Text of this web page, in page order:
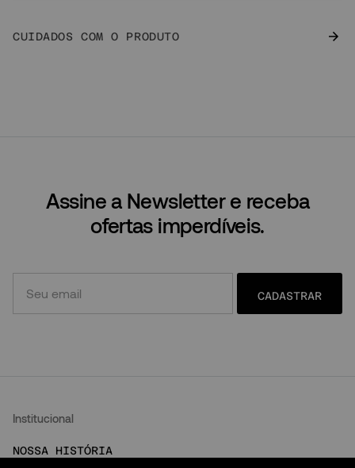
CUIDADOS COM O PRODUTO
Assine a Newsletter e receba
ofertas imperdíveis.
CADASTRAR
Institucional
NOSSA HISTÓRIA